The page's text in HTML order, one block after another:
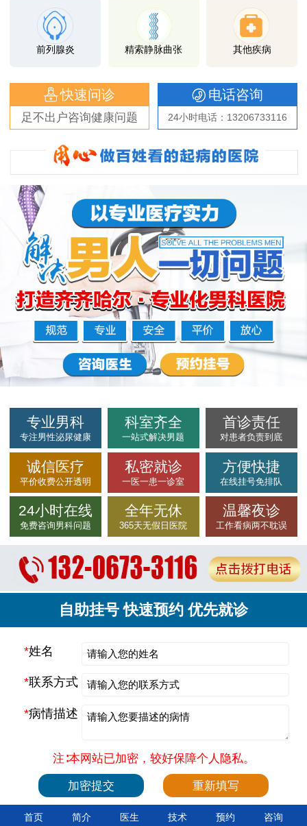
前列腺炎 精索静脉曲张 其他疾病
快速问诊
足不出户咨询健康问题
电话咨询
24小时电话：13206733116
专业男科
专注男性泌尿健康
科室齐全
一站式解决男题
首诊责任
对患者负责到底
诚信医疗
平价收费公开透明
私密就诊
一医一患一诊室
方便快捷
在线挂号免排队
24小时在线
免费咨询男科问题
全年无休
365天无假日医院
温馨夜诊
工作看病两不耽误
自助挂号 快速预约 优先就诊
*姓名
*联系方式
*病情描述
注∶本网站已加密，较好保障个人隐私。
首页 简介 医生 技术 预约 咨询